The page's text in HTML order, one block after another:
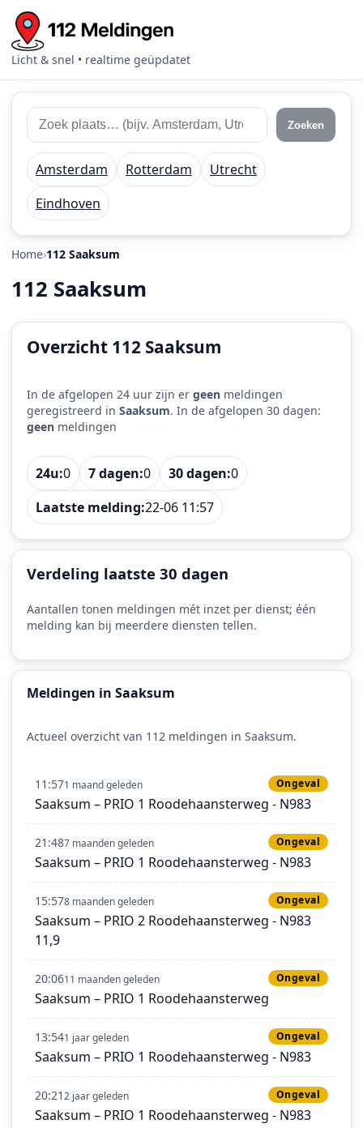
Licht & snel • realtime geüpdatet
Zoek
112
meldingen
Zoek
plaats
of
regio
Zoeken
Amsterdam Rotterdam
Utrecht
Eindhoven
Home 112 Saaksum
112 Saaksum
Overzicht 112 Saaksum
In de afgelopen 24 uur zijn er geen meldingen
geregistreerd in Saaksum. In de afgelopen 30 dagen:
geen meldingen
24u:0 7 dagen:0 30 dagen:0
Laatste melding:22-06 11:57
Verdeling laatste 30 dagen
Aantallen tonen meldingen mét inzet per dienst; één
melding kan bij meerdere diensten tellen.
Meldingen in Saaksum
Actueel overzicht van 112 meldingen in Saaksum.
11:571 maand geleden Ongeval
Saaksum – PRIO 1 Roodehaansterweg - N983
21:487 maanden geleden Ongeval
Saaksum – PRIO 1 Roodehaansterweg - N983
15:578 maanden geleden Ongeval
Saaksum – PRIO 2 Roodehaansterweg - N983
11,9
20:0611 maanden geleden Ongeval
Saaksum – PRIO 1 Roodehaansterweg
13:541 jaar geleden Ongeval
Saaksum – PRIO 1 Roodehaansterweg - N983
20:212 jaar geleden Ongeval
Saaksum – PRIO 1 Roodehaansterweg - N983